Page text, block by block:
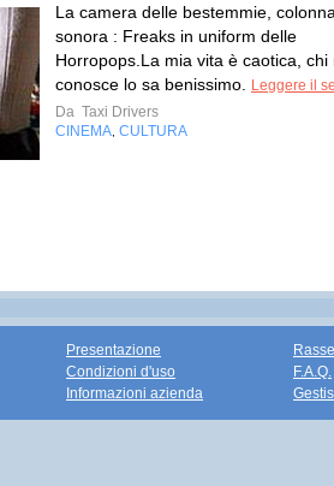
La camera delle bestemmie, colonna
sonora : Freaks in uniform delle
Horropops.La mia vita è caotica, chi
conosce lo sa benissimo.
Leggere il
Da Taxi Drivers
CINEMA CULTURA
Presentazione
Condizioni d'uso
Informazioni azienda
F.A.Q.